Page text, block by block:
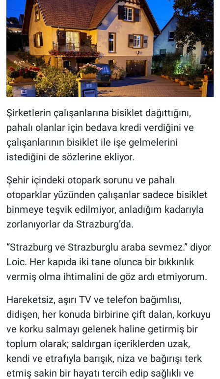
Şirketlerin çalışanlarına bisiklet dağıttığını,
pahalı olanlar için bedava kredi verdiğini ve
çalışanlarının bisiklet ile işe gelmelerini
istediğini de sözlerine ekliyor.
Şehir içindeki otopark sorunu ve pahalı
otoparklar yüzünden çalışanlar sadece bisiklet
binmeye teşvik edilmiyor, anladığım kadarıyla
zorlanıyorlar da Strazburg’da.
“Strazburg ve Strazburglu araba sevmez.” diyor
Loic. Her kapıda iki tane olunca bir bıkkınlık
vermiş olma ihtimalini de göz ardı etmiyorum.
Hareketsiz, aşırı TV ve telefon bağımlısı,
didişen, her konuda birbirine çift dalan, korkuyu
ve korku salmayı gelenek haline getirmiş bir
toplum olarak; saldırgan içeriklerden uzak,
kendi ve etrafıyla barışık, niza ve bağırışı terk
etmiş sakin bir hayatı tercih edip sağlıklı ve